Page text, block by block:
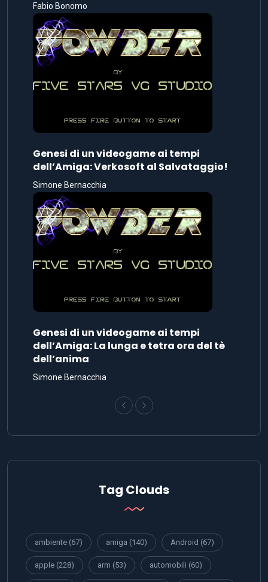
Fabio Bonomo
Genesi di un videogame ai tempi
dell’Amiga: Verkosoft al Salvataggio!
Simone Bernacchia
Genesi di un videogame ai tempi
dell’Amiga: La lunga e tetra ora del tè
dell’anima
Simone Bernacchia
Tag Clouds
ambiente (67) amiga (140) Android (67)
apple (228) arm (53) automobili (60)